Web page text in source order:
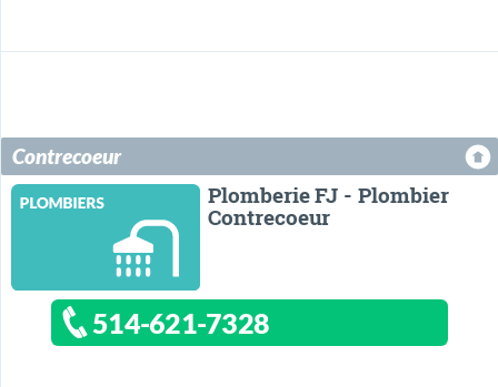
Contrecoeur
Plomberie FJ - Plombier
Contrecoeur
514-621-7328